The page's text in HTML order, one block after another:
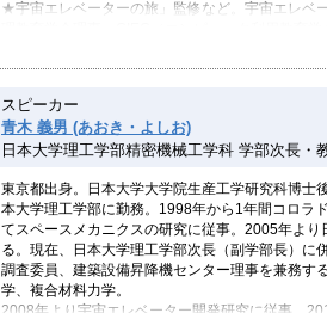
★宇宙エレベーターの旅」監修など。宇宙エレベ
スピーカー
青木 義男 (あおき・よしお)
日本大学理工学部精密機械工学科 学部次長・
東京都出身。日本大学大学院生産工学研究科博士
本大学理工学部に勤務。1998年から1年間コロラ
てスペースメカニクスの研究に従事。2005年より
る。現在、日本大学理工学部次長（副学部長）に
調査委員、建築設備昇降機センター理事を兼務す
学、複合材料力学。